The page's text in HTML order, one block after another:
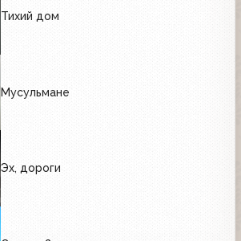
Тихий дом
Мусульмане
Эх, дороги